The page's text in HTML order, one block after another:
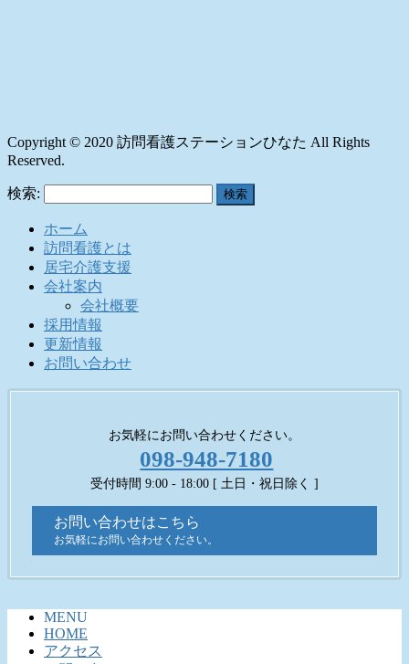
Copyright © 2020 訪問看護ステーションひなた All Rights
Reserved.
検索:
ホーム
訪問看護とは
居宅介護支援
会社案内
会社概要
採用情報
更新情報
お問い合わせ
お気軽にお問い合わせください。
098-948-7180
受付時間 9:00 - 18:00 [ 土日・祝日除く ]
お問い合わせはこちら
お気軽にお問い合わせください。
MENU
HOME
アクセス